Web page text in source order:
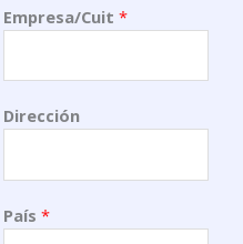
Empresa/Cuit*
Dirección
País*